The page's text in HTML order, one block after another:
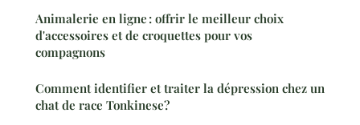
Animalerie en ligne : offrir le meilleur choix
d'accessoires et de croquettes pour vos
compagnons
Comment identifier et traiter la dépression chez un
chat de race Tonkinese?